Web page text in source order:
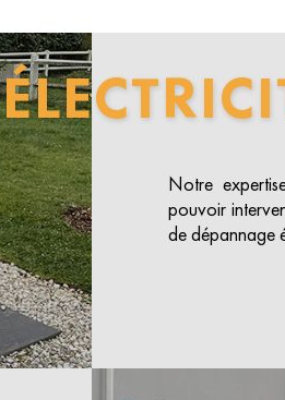
Notre
pouvoir
de dépannage